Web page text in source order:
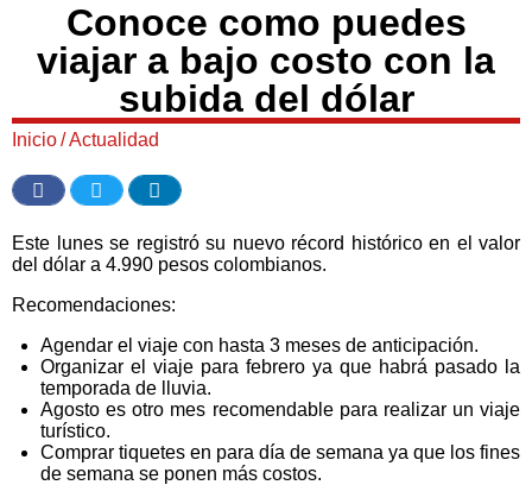
Conoce como puedes
viajar a bajo costo con la
subida del dólar
Inicio/Actualidad
Este lunes se registró su nuevo récord histórico en el valor
del dólar a 4.990 pesos colombianos.
Recomendaciones:
Agendar el viaje con hasta 3 meses de anticipación.
Organizar el viaje para febrero ya que habrá pasado la
temporada de lluvia.
Agosto es otro mes recomendable para realizar un viaje
turístico.
Comprar tiquetes en para día de semana ya que los fines
de semana se ponen más costos.